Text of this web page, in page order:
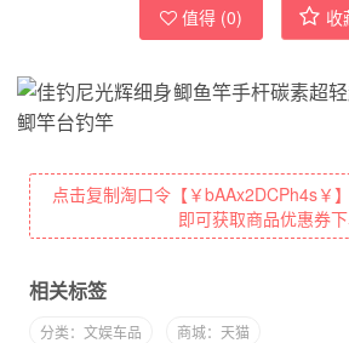
值得 (0) 收
点击复制淘口令【￥bAAx2DCPh4s￥】 打开【手机淘宝】
即可获取商品优惠券
相关标签
分类：文娱车品 商城：天猫